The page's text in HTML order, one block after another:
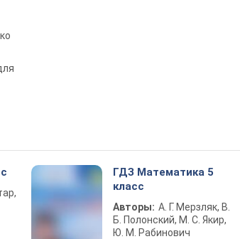
ГДЗ Математика 5
класс
Авторы: А. Г. Мерзляк, В.
Б. Полонский, М. С. Якир,
Ю. М. Рабинович